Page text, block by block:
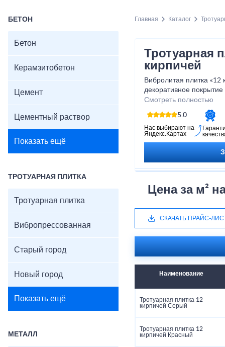
БЕТОН
Бетон
Керамзитобетон
Цемент
Цементный раствор
Показать ещё
ТРОТУАРНАЯ ПЛИТКА
Тротуарная плитка
Вибропрессованная
Старый город
Новый город
Показать ещё
МЕТАЛЛ
Главная Каталог
Тротуарная
кирпичей
Вибролитая плитка
декоративное
садовых дорожек.
В наличии около 50 м²,
дня.
Предлагаются разные
— уточняйте у
На 1 м²
На поддоне
Класс бетона: B30
варианты)
Смотреть полностью
5.0
Нас выбирают на
Яндекс.Картах
Цена за м²
СКАЧАТЬ ПРАЙС-
Наименование
Тротуарная плитка 12
кирпичей Серый
Тротуарная плитка 12
кирпичей Красный